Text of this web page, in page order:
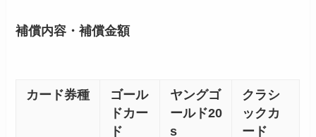
補償内容・補償金額
カード券種
ゴール
ドカー
ド
ヤングゴ
ールド20
s
クラシ
ックカ
ード